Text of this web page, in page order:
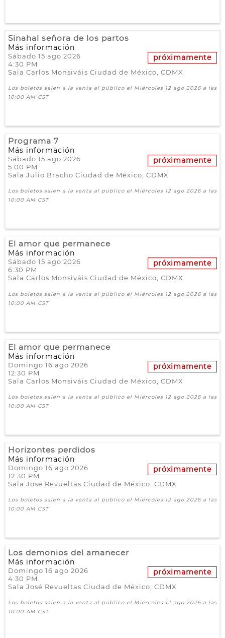
Sinahal señora de los partos
Más información
próximamente
Sábado 15 ago 2026
4:30 PM
Sala Carlos Monsiváis Ciudad de México, CDMX
Los boletos salen a la venta al público el Miércoles 12 ago 2026 a las
10:00 AM CST
Programa 7
Más información
próximamente
Sábado 15 ago 2026
5:00 PM
Sala Julio Bracho Ciudad de México, CDMX
Los boletos salen a la venta al público el Miércoles 12 ago 2026 a las
10:00 AM CST
El amor que permanece
Más información
próximamente
Sábado 15 ago 2026
6:30 PM
Sala Carlos Monsiváis Ciudad de México, CDMX
Los boletos salen a la venta al público el Miércoles 12 ago 2026 a las
10:00 AM CST
El amor que permanece
Más información
próximamente
Domingo 16 ago 2026
12:30 PM
Sala Carlos Monsiváis Ciudad de México, CDMX
Los boletos salen a la venta al público el Miércoles 12 ago 2026 a las
10:00 AM CST
Horizontes perdidos
Más información
próximamente
Domingo 16 ago 2026
12:30 PM
Sala José Revueltas Ciudad de México, CDMX
Los boletos salen a la venta al público el Miércoles 12 ago 2026 a las
10:00 AM CST
Los demonios del amanecer
Más información
próximamente
Domingo 16 ago 2026
4:30 PM
Sala José Revueltas Ciudad de México, CDMX
Los boletos salen a la venta al público el Miércoles 12 ago 2026 a las
10:00 AM CST